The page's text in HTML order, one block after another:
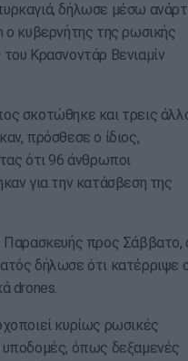
δήλωσε μέσω
ο κυβερνήτης της ρωσικής
Κρασνοντάρ Βενιαμίν
σκοτώθηκε και τρεις
πρόσθεσε ο ίδιος,
ότι 96 άνθρωποι
για την κατάσβεση της
Παρασκευής προς Σάββατο,
δήλωσε ότι κατέρριψε
drones.
κυρίως ρωσικές
υποδομές, όπως δεξαμενές